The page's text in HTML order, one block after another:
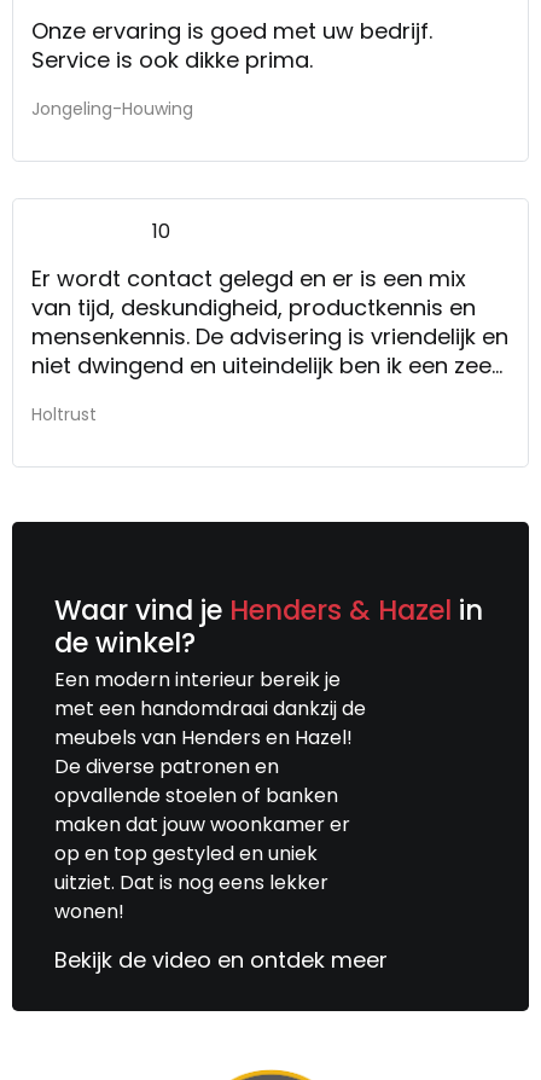
Onze ervaring is goed met uw bedrijf.
Service is ook dikke prima.
Jongeling-Houwing
10
Er wordt contact gelegd en er is een mix
van tijd, deskundigheid, productkennis en
mensenkennis. De advisering is vriendelijk en
niet dwingend en uiteindelijk ben ik een zeer
kombinatie van bed en matras in huis staat,
Holtrust
Waar vind je Henders & Hazel in
de winkel?
Een modern interieur bereik je
met een handomdraai dankzij de
meubels van Henders en Hazel!
De diverse patronen en
opvallende stoelen of banken
maken dat jouw woonkamer er
op en top gestyled en uniek
uitziet. Dat is nog eens lekker
wonen!
Bekijk de video en ontdek meer